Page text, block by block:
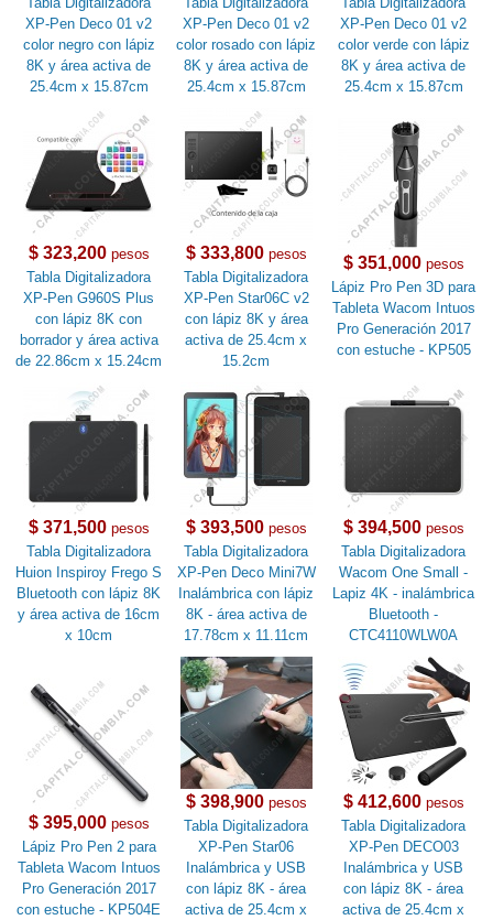
XP-Pen Deco 01 v2
color negro con lápiz
8K y área activa de
25.4cm x 15.87cm
XP-Pen Deco 01 v2
color rosado con lápiz
8K y área activa de
25.4cm x 15.87cm
XP-Pen Deco 01 v2
color verde con lápiz
8K y área activa de
25.4cm x 15.87cm
$ 323,200pesos
Tabla Digitalizadora
XP-Pen G960S Plus
con lápiz 8K con
borrador y área activa
de 22.86cm x 15.24cm
$ 333,800pesos
Tabla Digitalizadora
XP-Pen Star06C v2
con lápiz 8K y área
activa de 25.4cm x
15.2cm
$ 351,000pesos
Lápiz Pro Pen 3D para
Tableta Wacom Intuos
Pro Generación 2017
con estuche - KP505
$ 371,500pesos
Tabla Digitalizadora
Huion Inspiroy Frego S
Bluetooth con lápiz 8K
y área activa de 16cm
x 10cm
$ 393,500pesos
Tabla Digitalizadora
XP-Pen Deco Mini7W
Inalámbrica con lápiz
8K - área activa de
17.78cm x 11.11cm
$ 394,500pesos
Tabla Digitalizadora
Wacom One Small -
Lapiz 4K - inalámbrica
Bluetooth -
CTC4110WLW0A
$ 395,000pesos
Lápiz Pro Pen 2 para
Tableta Wacom Intuos
Pro Generación 2017
con estuche - KP504E
$ 398,900pesos
Tabla Digitalizadora
XP-Pen Star06
Inalámbrica y USB
con lápiz 8K - área
activa de 25.4cm x
$ 412,600pesos
Tabla Digitalizadora
XP-Pen DECO03
Inalámbrica y USB
con lápiz 8K - área
activa de 25.4cm x